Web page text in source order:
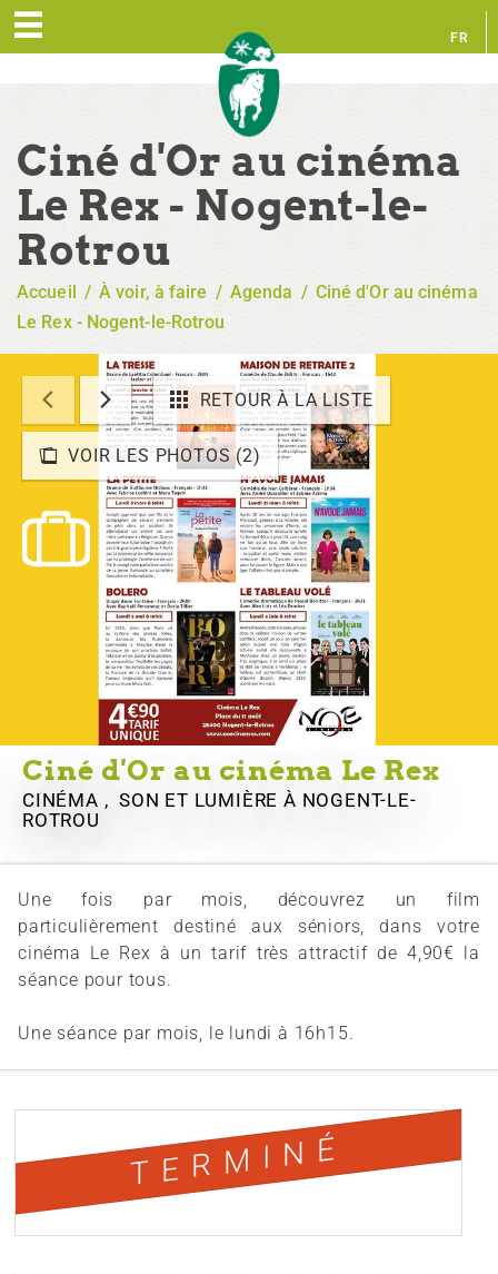
FR
Ciné d'Or au cinéma
Le Rex - Nogent-le-
Rotrou
Accueil / À voir, à faire / Agenda / Ciné d'Or au cinéma
Le Rex - Nogent-le-Rotrou
RETOUR À LA LISTE
VOIR LES PHOTOS (2)
Ciné d'Or au cinéma Le Rex
CINÉMA , SON ET LUMIÈREÀ NOGENT-LE-
ROTROU
Une fois par mois, découvrez un film
particulièrement destiné aux séniors, dans votre
cinéma Le Rex à un tarif très attractif de 4,90€ la
séance pour tous.
Une séance par mois, le lundi à 16h15.
TERMINÉ